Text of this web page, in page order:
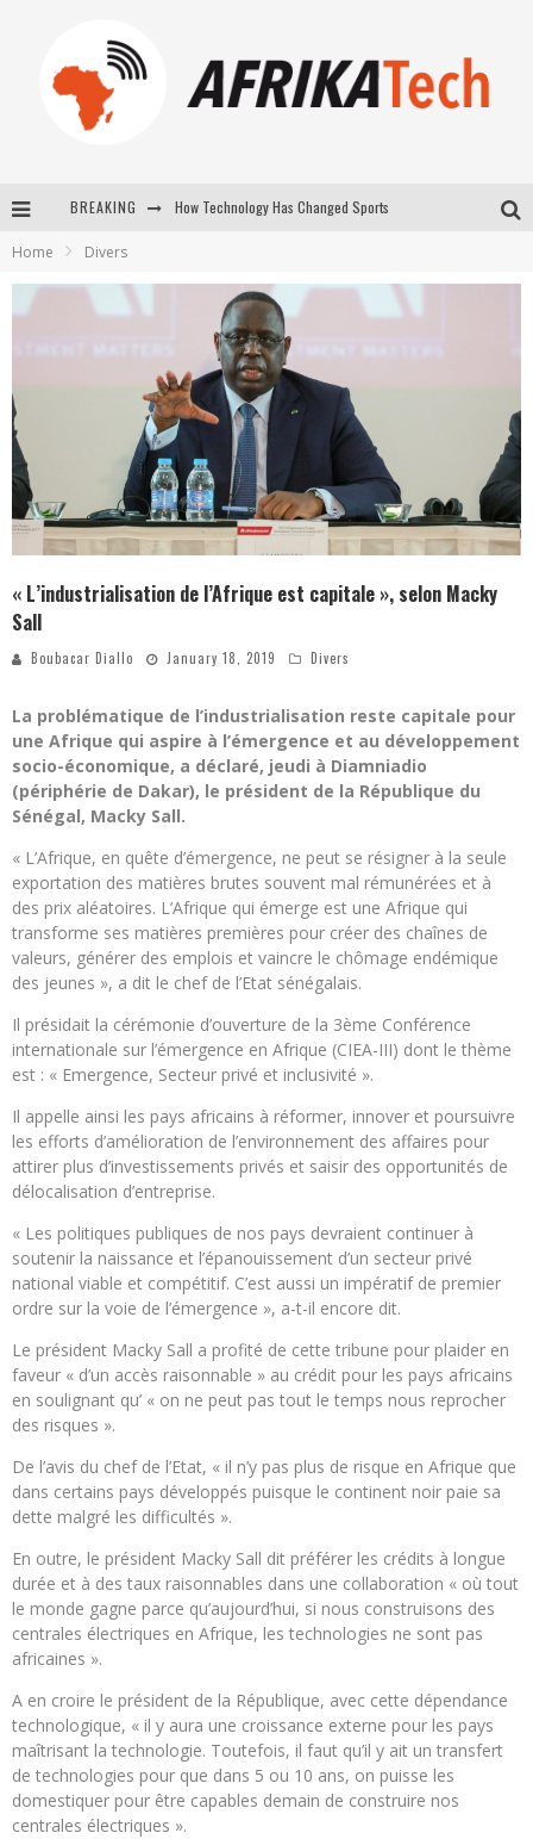
BREAKING How Technology Has Changed Sports
Home Divers
« L’industrialisation de l’Afrique est capitale », selon Macky
Sall
Boubacar Diallo January 18, 2019 Divers
La problématique de l’industrialisation reste capitale pour
une Afrique qui aspire à l’émergence et au développement
socio-économique, a déclaré, jeudi à Diamniadio
(périphérie de Dakar), le président de la République du
Sénégal, Macky Sall.
« L’Afrique, en quête d’émergence, ne peut se résigner à la seule
exportation des matières brutes souvent mal rémunérées et à
des prix aléatoires. L’Afrique qui émerge est une Afrique qui
transforme ses matières premières pour créer des chaînes de
valeurs, générer des emplois et vaincre le chômage endémique
des jeunes », a dit le chef de l’Etat sénégalais.
Il présidait la cérémonie d’ouverture de la 3ème Conférence
internationale sur l’émergence en Afrique (CIEA-III) dont le thème
est : « Emergence, Secteur privé et inclusivité ».
Il appelle ainsi les pays africains à réformer, innover et poursuivre
les efforts d’amélioration de l’environnement des affaires pour
attirer plus d’investissements privés et saisir des opportunités de
délocalisation d’entreprise.
« Les politiques publiques de nos pays devraient continuer à
soutenir la naissance et l’épanouissement d’un secteur privé
national viable et compétitif. C’est aussi un impératif de premier
ordre sur la voie de l’émergence », a-t-il encore dit.
Le président Macky Sall a profité de cette tribune pour plaider en
faveur « d’un accès raisonnable » au crédit pour les pays africains
en soulignant qu’ « on ne peut pas tout le temps nous reprocher
des risques ».
De l’avis du chef de l’Etat, « il n’y pas plus de risque en Afrique que
dans certains pays développés puisque le continent noir paie sa
dette malgré les difficultés ».
En outre, le président Macky Sall dit préférer les crédits à longue
durée et à des taux raisonnables dans une collaboration « où tout
le monde gagne parce qu’aujourd’hui, si nous construisons des
centrales électriques en Afrique, les technologies ne sont pas
africaines ».
A en croire le président de la République, avec cette dépendance
technologique, « il y aura une croissance externe pour les pays
maîtrisant la technologie. Toutefois, il faut qu’il y ait un transfert
de technologies pour que dans 5 ou 10 ans, on puisse les
domestiquer pour être capables demain de construire nos
centrales électriques ».